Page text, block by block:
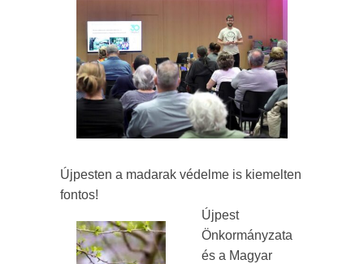
Újpesten a madarak védelme is kiemelten
fontos!
Újpest
Önkormányzata
és a Magyar